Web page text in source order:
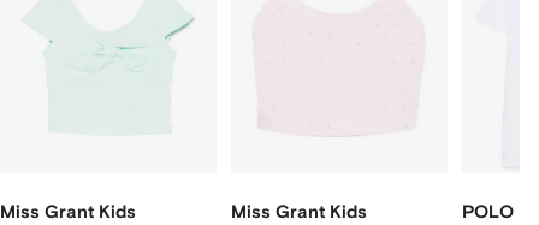
Miss Grant Kids Miss Grant Kids
POLO